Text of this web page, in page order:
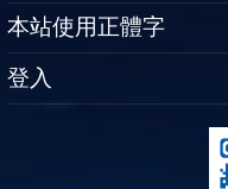
本站使用正體字
登入